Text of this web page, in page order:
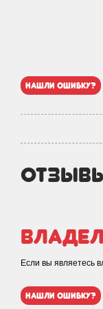
нашли ошибку?
Если вы являетесь
нашли ошибку?